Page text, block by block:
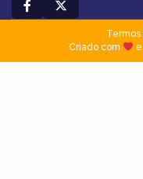
Termos|
Criado com
e